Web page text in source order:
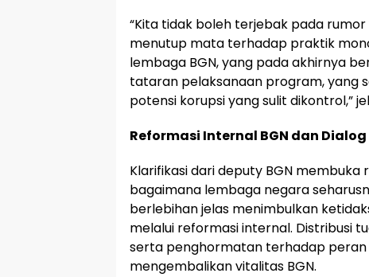
“Kita tidak boleh terjebak pada
menutup mata terhadap praktik
lembaga BGN, yang pada akhirnya
tataran pelaksanaan program, yang
potensi korupsi yang sulit dikontrol,”
Reformasi Internal BGN dan
Klarifikasi dari deputy BGN
bagaimana lembaga negara
berlebihan jelas menimbulkan
melalui reformasi internal. Distribusi
serta penghormatan terhadap peran
mengembalikan vitalitas BGN.